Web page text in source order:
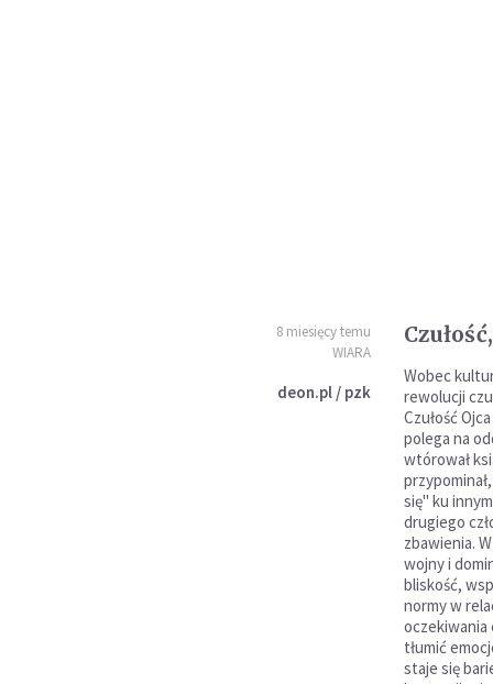
8 miesięcy temu
WIARA
deon.pl / pzk
Wobec
rewolucji
Czułość
polega na
wtórował
się" ku
drugiego
zbawienia.
wojny i
bliskość,
normy w
oczekiwania
tłumić
staje się